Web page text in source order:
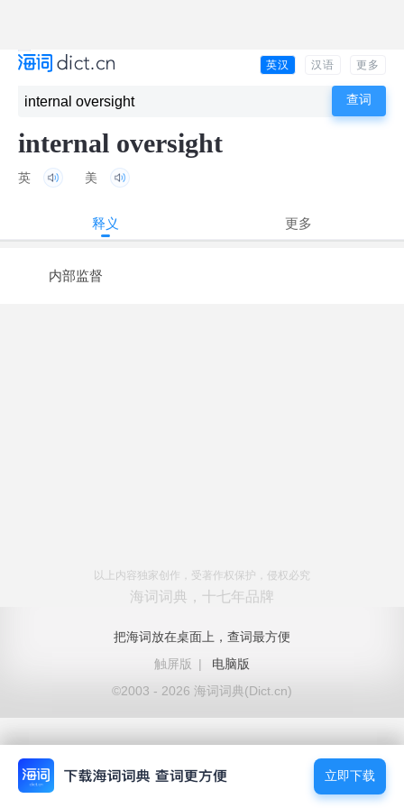
英汉 汉语 更多
internal oversight
英 美
释义 更多
内部监督
以上内容独家创作，受著作权保护，侵权必究
海词词典，十七年品牌
把海词放在桌面上，查词最方便
触屏版
|
电脑版
©2003 - 2026 海词词典(Dict.cn)
立即下载
立即下载